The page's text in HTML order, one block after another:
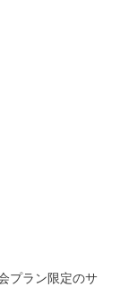
プラン限定のサ